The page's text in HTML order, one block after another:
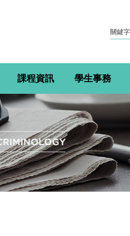
課程資訊 學生事務